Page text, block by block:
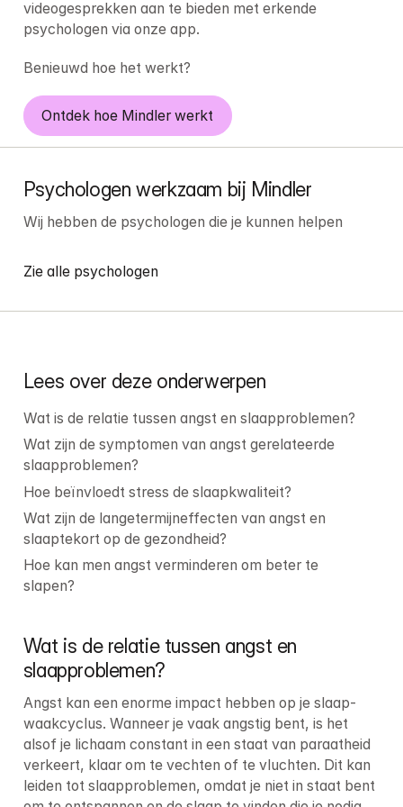
videogesprekken aan te bieden met erkende
psychologen via onze app.
Benieuwd hoe het werkt?
Ontdek hoe Mindler werkt
Psychologen werkzaam bij Mindler
Wij hebben de psychologen die je kunnen helpen
Zie alle psychologen
Wat is de relatie tussen angst en
slaapproblemen?
Angst kan een enorme impact hebben op je slaap-
waakcyclus. Wanneer je vaak angstig bent, is het
alsof je lichaam constant in een staat van paraatheid
verkeert, klaar om te vechten of te vluchten. Dit kan
leiden tot slaapproblemen, omdat je niet in staat bent
Lees over deze onderwerpen
Wat is de relatie tussen angst en slaapproblemen?
Wat zijn de symptomen van angst gerelateerde
slaapproblemen?
Hoe beïnvloedt stress de slaapkwaliteit?
Wat zijn de langetermijneffecten van angst en
slaaptekort op de gezondheid?
Hoe kan men angst verminderen om beter te
slapen?